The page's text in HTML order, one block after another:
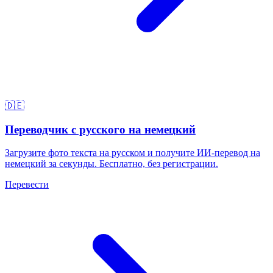
🇩🇪
Переводчик с русского на немецкий
Загрузите фото текста на русском и получите ИИ-перевод на
немецкий за секунды. Бесплатно, без регистрации.
Перевести